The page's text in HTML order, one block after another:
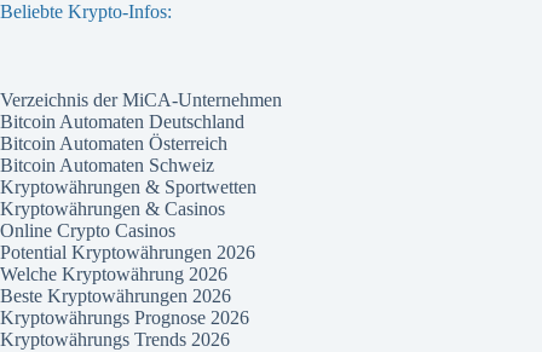
Beliebte Krypto-Infos:
Verzeichnis der MiCA-Unternehmen
Bitcoin Automaten Deutschland
Bitcoin Automaten Österreich
Bitcoin Automaten Schweiz
Kryptowährungen & Sportwetten
Kryptowährungen & Casinos
Online Crypto Casinos
Potential Kryptowährungen 2026
Welche Kryptowährung 2026
Beste Kryptowährungen 2026
Kryptowährungs Prognose 2026
Kryptowährungs Trends 2026